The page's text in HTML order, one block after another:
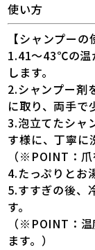
使い方
【シャンプーの
1.41〜43℃の温
します。
2.シャンプー剤
に取り、両手で
3.泡立てたシャ
す様に、丁寧に
（※POINT：爪
4.たっぷりとお
5.すすぎの後、
す。
（※POINT：
ます。）